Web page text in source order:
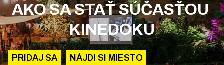
AKO SA STAŤ SÚČASŤOU
KINEDOKU
PRIDAJ SA
NÁJDI SI MIESTO